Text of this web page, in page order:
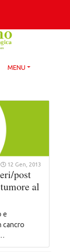
MENU
12 Gen, 2013
post
al
e
cancro